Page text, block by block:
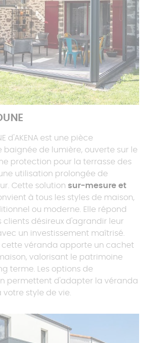
d'AKENA est une pièce
baignée de lumière, ouverte sur le
protection pour la terrasse des
utilisation prolongée de
Cette solutionsur-mesure et
à tous les styles de maison,
ou moderne. Elle répond
clients désireux d'agrandir leur
un investissement maîtrisé.
cette véranda apporte un cachet
valorisant le patrimoine
terme. Les options de
permettent d'adapter la véranda
style de vie.